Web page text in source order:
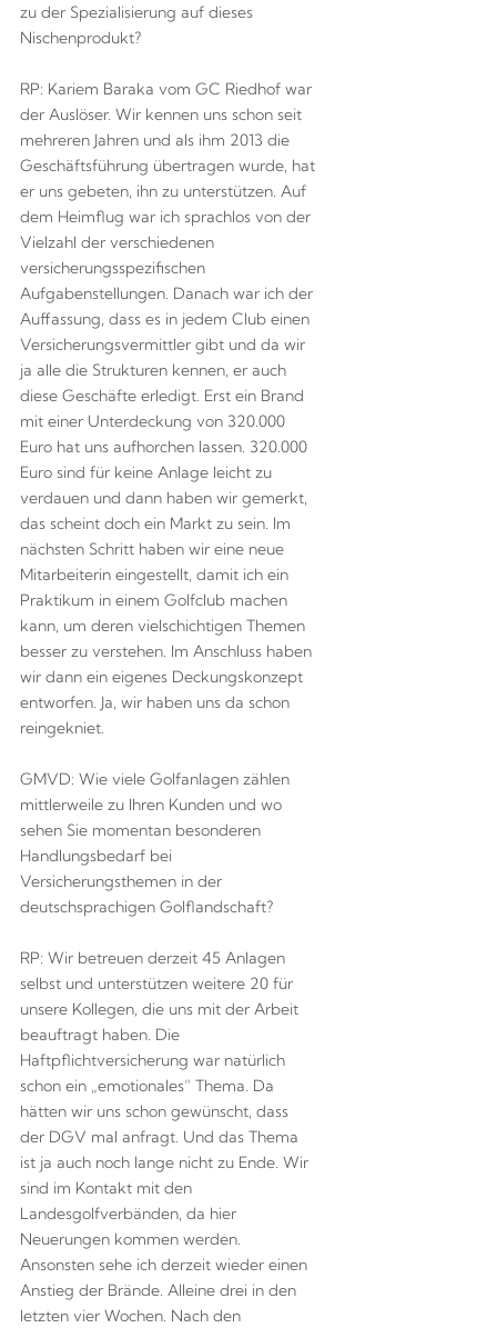
zu der Spezialisierung auf dieses
Nischenprodukt?
RP: Kariem Baraka vom GC Riedhof war
der Auslöser. Wir kennen uns schon seit
mehreren Jahren und als ihm 2013 die
Geschäftsführung übertragen wurde, hat
er uns gebeten, ihn zu unterstützen. Auf
dem Heimflug war ich sprachlos von der
Vielzahl der verschiedenen
versicherungsspezifischen
Aufgabenstellungen. Danach war ich der
Auffassung, dass es in jedem Club einen
Versicherungsvermittler gibt und da wir
ja alle die Strukturen kennen, er auch
diese Geschäfte erledigt. Erst ein Brand
mit einer Unterdeckung von 320.000
Euro hat uns aufhorchen lassen. 320.000
Euro sind für keine Anlage leicht zu
verdauen und dann haben wir gemerkt,
das scheint doch ein Markt zu sein. Im
nächsten Schritt haben wir eine neue
Mitarbeiterin eingestellt, damit ich ein
Praktikum in einem Golfclub machen
kann, um deren vielschichtigen Themen
besser zu verstehen. Im Anschluss haben
wir dann ein eigenes Deckungskonzept
entworfen. Ja, wir haben uns da schon
reingekniet.
GMVD: Wie viele Golfanlagen zählen
mittlerweile zu Ihren Kunden und wo
sehen Sie momentan besonderen
Handlungsbedarf bei
Versicherungsthemen in der
deutschsprachigen Golflandschaft?
RP: Wir betreuen derzeit 45 Anlagen
selbst und unterstützen weitere 20 für
unsere Kollegen, die uns mit der Arbeit
beauftragt haben. Die
Haftpflichtversicherung war natürlich
schon ein „emotionales“ Thema. Da
hätten wir uns schon gewünscht, dass
der DGV mal anfragt. Und das Thema
ist ja auch noch lange nicht zu Ende. Wir
sind im Kontakt mit den
Landesgolfverbänden, da hier
Neuerungen kommen werden.
Ansonsten sehe ich derzeit wieder einen
Anstieg der Brände. Alleine drei in den
letzten vier Wochen. Nach den